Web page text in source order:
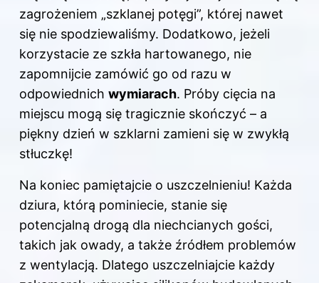
zagrożeniem „szklanej potęgi”, której nawet
się nie spodziewaliśmy. Dodatkowo, jeżeli
korzystacie ze szkła hartowanego, nie
zapomnijcie zamówić go od razu w
odpowiednich wymiarach. Próby cięcia na
miejscu mogą się tragicznie skończyć – a
piękny dzień w szklarni zamieni się w zwykłą
stłuczkę!
Na koniec pamiętajcie o uszczelnieniu! Każda
dziura, którą pominiecie, stanie się
potencjalną drogą dla niechcianych gości,
takich jak owady, a także źródłem problemów
z wentylacją. Dlatego uszczelniajcie każdy